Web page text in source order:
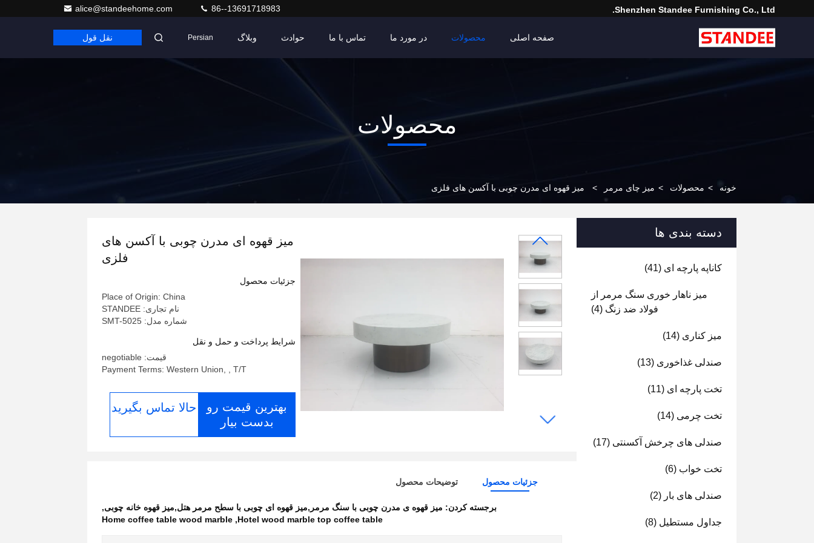
Shenzhen Standee Furnishing Co., Ltd.
alice@standeehome.com 86--13691718983
صفحه اصلی محصولات در مورد ما تماس با ما حوادث وبلاگ Persian نقل قول
محصولات
خونه > محصولات > میز چای مرمر > میز قهوه ای مدرن چوبی با آکسن های فلزی
دسته بندی ها
کاناپه پارچه ای (41)
میز ناهار خوری سنگ مرمر از
فولاد ضد زنگ (4)
میز کناری (14)
صندلی غذاخوری (13)
تخت پارچه ای (11)
تخت چرمی (14)
صندلی های چرخش آکسنتی (17)
تخت خواب (6)
صندلی های بار (2)
جداول مستطیل (8)
میز قهوه ای مدرن چوبی با آکسن های
فلزی
جزئیات محصول
Place of Origin: China
نام تجاری: STANDEE
شماره مدل: SMT-5025
شرایط پرداخت و حمل و نقل
قیمت: negotiable
Payment Terms: Western Union, , T/T
بهترین قیمت رو
بدست بیار
حالا تماس بگیرید
جزئیات محصول توضیحات محصول
برجسته کردن: میز قهوه ی مدرن چوبی با سنگ مرمر,میز قهوه ای چوبی با سطح مرمر هتل,میز قهوه خانه چوبی,
Hotel wood marble top coffee table
,
Home coffee table wood marble